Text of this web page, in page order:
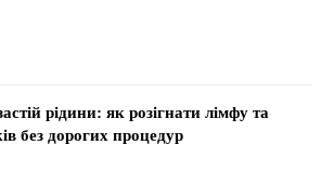
рідини: як розігнати лімфу та
без дорогих процедур